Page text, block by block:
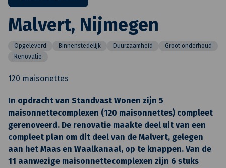
Malvert, Nijmegen
Opgeleverd Binnenstedelijk Duurzaamheid
Groot onderhoud
Renovatie
120 maisonettes
In opdracht van Standvast Wonen zijn 5
maisonnettecomplexen (120 maisonnettes) compleet
gerenoveerd. De renovatie maakte deel uit van een
compleet plan om dit deel van de Malvert, gelegen
aan het Maas en Waalkanaal, op te knappen. Van de
11 aanwezige maisonnettecomplexen zijn 6 stuks